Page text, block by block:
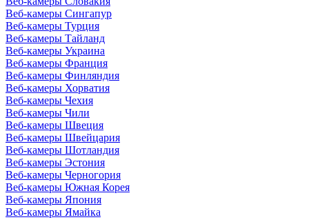
Веб-камеры Сингапур
Веб-камеры Турция
Веб-камеры Тайланд
Веб-камеры Украина
Веб-камеры Франция
Веб-камеры Финляндия
Веб-камеры Хорватия
Веб-камеры Чехия
Веб-камеры Чили
Веб-камеры Швеция
Веб-камеры Швейцария
Веб-камеры Шотландия
Веб-камеры Эстония
Веб-камеры Черногория
Веб-камеры Южная Корея
Веб-камеры Япония
Веб-камеры Ямайка